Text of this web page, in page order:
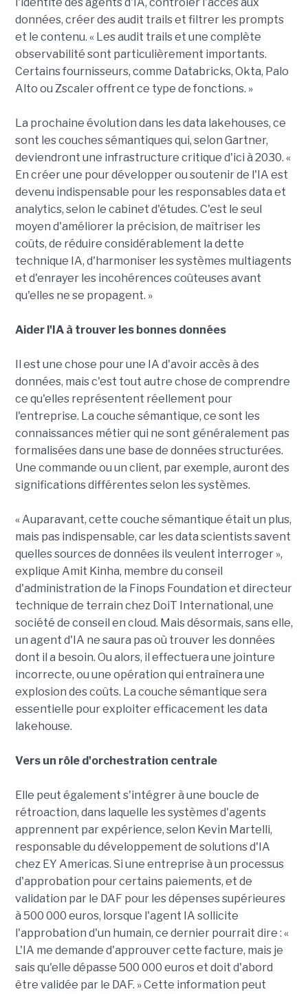
données, créer des audit trails et filtrer les prompts
et le contenu. « Les audit trails et une complète
observabilité sont particulièrement importants.
Certains fournisseurs, comme Databricks, Okta, Palo
Alto ou Zscaler offrent ce type de fonctions. »
La prochaine évolution dans les data lakehouses, ce
sont les couches sémantiques qui, selon Gartner,
deviendront une infrastructure critique d'ici à 2030. «
En créer une pour développer ou soutenir de l'IA est
devenu indispensable pour les responsables data et
analytics, selon le cabinet d'études. C'est le seul
moyen d'améliorer la précision, de maîtriser les
coûts, de réduire considérablement la dette
technique IA, d'harmoniser les systèmes multiagents
et d'enrayer les incohérences coûteuses avant
qu'elles ne se propagent. »
Aider l'IA à trouver les bonnes données
Il est une chose pour une IA d'avoir accès à des
données, mais c'est tout autre chose de comprendre
ce qu'elles représentent réellement pour
l'entreprise. La couche sémantique, ce sont les
connaissances métier qui ne sont généralement pas
formalisées dans une base de données structurées.
Une commande ou un client, par exemple, auront des
significations différentes selon les systèmes.
« Auparavant, cette couche sémantique était un plus,
mais pas indispensable, car les data scientists savent
quelles sources de données ils veulent interroger »,
explique Amit Kinha, membre du conseil
d'administration de la Finops Foundation et directeur
technique de terrain chez DoiT International, une
société de conseil en cloud. Mais désormais, sans elle,
un agent d'IA ne saura pas où trouver les données
dont il a besoin. Ou alors, il effectuera une jointure
incorrecte, ou une opération qui entraînera une
explosion des coûts. La couche sémantique sera
essentielle pour exploiter efficacement les data
lakehouse.
Vers un rôle d'orchestration centrale
Elle peut également s'intégrer à une boucle de
rétroaction, dans laquelle les systèmes d'agents
apprennent par expérience, selon Kevin Martelli,
responsable du développement de solutions d'IA
chez EY Americas. Si une entreprise à un processus
d'approbation pour certains paiements, et de
validation par le DAF pour les dépenses supérieures
à 500 000 euros, lorsque l'agent IA sollicite
l'approbation d'un humain, ce dernier pourrait dire : «
L'IA me demande d'approuver cette facture, mais je
sais qu'elle dépasse 500 000 euros et doit d'abord
être validée par le DAF. » Cette information peut